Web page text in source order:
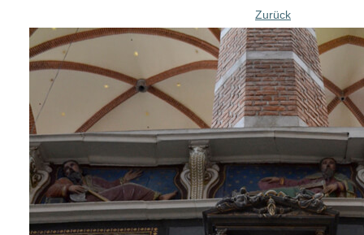
Zurück